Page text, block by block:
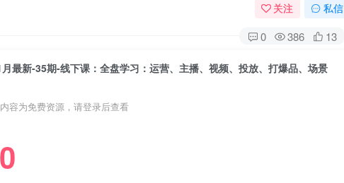
关注 私信
0 386 13
月最新-35期-线下课：全盘学习：运营、主播、视频、投放、打爆品、场景
容为免费资源，请登录后查看
0